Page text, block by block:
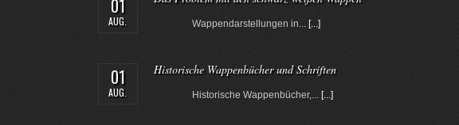
01
AUG. Wappendarstellungen in... [...]
01
AUG.
Historische Wappenbücher und Schriften
Historische Wappenbücher,... [...]